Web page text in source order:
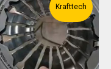
Krafttech